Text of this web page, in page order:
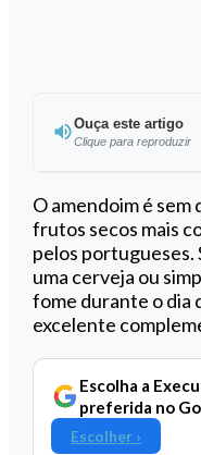
Ouça este artigo
Clique para reproduzir
O amendoim é sem
frutos secos mais
pelos portugueses.
uma cerveja ou
fome durante o dia
excelente
Escolha a
preferida no
Escolher ›